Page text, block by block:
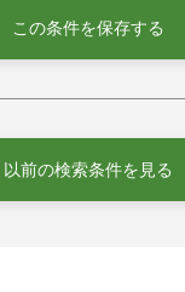
この条件を保存する
以前の検索条件を見る